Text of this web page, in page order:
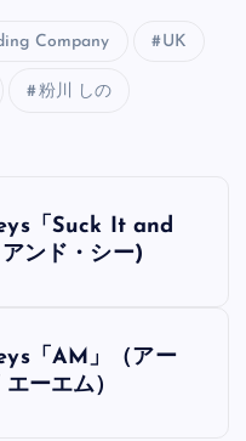
Company UK
粉川 しの
「Suck It and
ンド・シー)
「AM」（アー
ーエム）